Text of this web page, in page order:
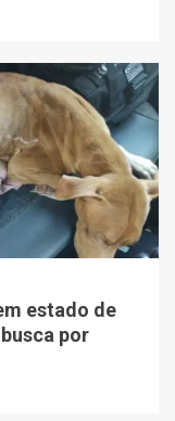
estado de
por